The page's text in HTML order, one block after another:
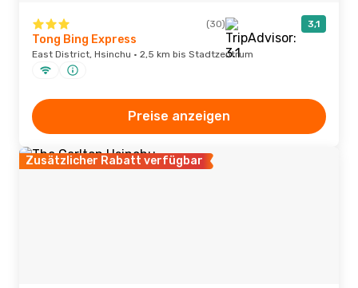
(30) 3,1
Tong Bing Express
East District, Hsinchu · 2,5 km bis Stadtzentrum
Preise anzeigen
Zusätzlicher Rabatt verfügbar